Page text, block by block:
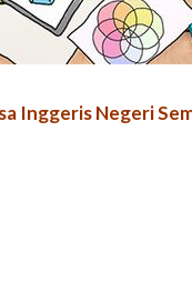
Inggeris Negeri